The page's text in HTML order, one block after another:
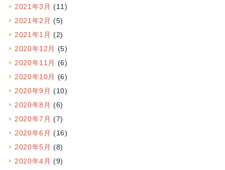
2021年3月 (11)
2021年2月 (5)
2021年1月 (2)
2020年12月 (5)
2020年11月 (6)
2020年10月 (6)
2020年9月 (10)
2020年8月 (6)
2020年7月 (7)
2020年6月 (16)
2020年5月 (8)
2020年4月 (9)